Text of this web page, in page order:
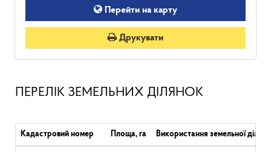
Перейти на карту
Друкувати
ПЕРЕЛІК ЗЕМЕЛЬНИХ ДІЛЯНОК
Кадастровий номер Площа, га Використання земельної